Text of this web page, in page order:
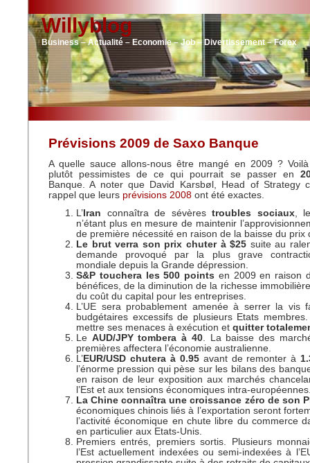
Willyblog
Business – Actualité – Economie – Job – Divertissement – Forex
Prévisions 2009 de Saxo Banque
A quelle sauce allons-nous être mangé en 2009 ?
plutôt pessimistes de ce qui pourrait se passer en
Banque. A noter que David Karsbøl, Head of Strategy
rappel que leurs prévisions 2008 ont été exactes.
L’ Iran connaîtra de sévèrestroubles sociaux,
n’étant plus en mesure de maintenir
de première nécessité en raison de la baisse du prix
Le brut verra son prix chuter à $25 suite au
demande provoqué par la plus grave
mondiale depuis la Grande dépression.
S&P touchera les 500 points en 2009 en raison
bénéfices, de la diminution de la richesse
du coût du capital pour les entreprises.
L’UE sera probablement amenée à serrer la vis
budgétaires excessifs de plusieurs Etats membres.
mettre ses menaces à exécution et quitter
Le AUD/JPY tombera à 40. La baisse des
premières affectera l’économie australienne.
L’ EUR/USD chutera à 0.95avant de remonter à
l’énorme pression qui pèse sur les bilans des
en raison de leur exposition aux marchés
l’Est et aux tensions économiques intra-
La Chine connaîtra une croissance zéro de son
économiques chinois liés à l’exportation seront
l’activité économique en chute libre du commerce
en particulier aux Etats-Unis.
Premiers entrés, premiers sortis. Plusieurs
l’Est actuellement indexées ou semi-indexées à